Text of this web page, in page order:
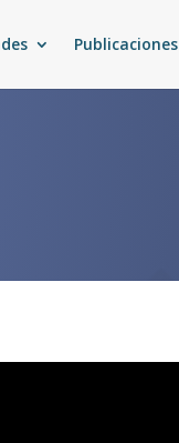
Publicaciones